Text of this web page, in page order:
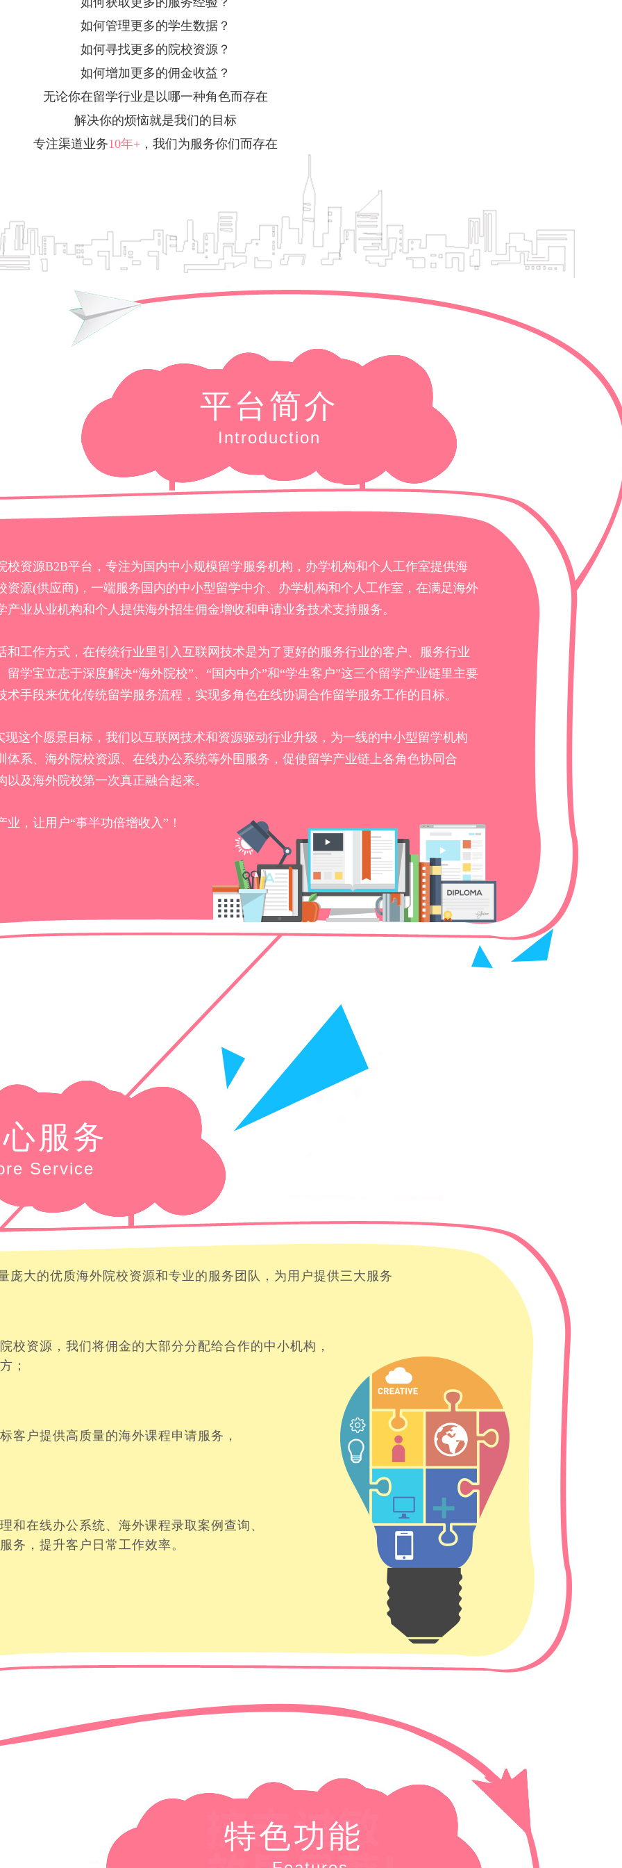
如何管理更多的学生数据？
如何寻找更多的院校资源？
如何增加更多的佣金收益？
无论你在留学行业是以哪一种角色而存在
解决你的烦恼就是我们的目标
专注渠道业务10年+ ，我们为服务你们而存在
平台简介
Introduction
校资源B2B平台，专注为国内中小规模留学服务机构，办学机构和个人工作室提供海
资源(供应商)，一端服务国内的中小型留学中介、办学机构和个人工作室，在满足海外
业从业机构和个人提供海外招生佣金增收和申请业务技术支持服务。
和工作方式，在传统行业里引入互联网技术是为了更好的服务行业的客户、服务行业
学宝立志于深度解决“海外院校”、“国内中介”和“学生客户”这三个留学产业链里主要
手段来优化传统留学服务流程，实现多角色在线协调合作留学服务工作的目标。
现这个愿景目标，我们以互联网技术和资源驱动行业升级，为一线的中小型留学机构
体系、海外院校资源、在线办公系统等外围服务，促使留学产业链上各角色协同合
及海外院校第一次真正融合起来。
，让用户“事半功倍增收入”！
服务
Service
庞大的优质海外院校资源和专业的服务团队，为用户提供三大服务
校资源，我们将佣金的大部分分配给合作的中小机构，
；
客户提供高质量的海外课程申请服务，
和在线办公系统、海外课程录取案例查询、
务，提升客户日常工作效率。
特色功能